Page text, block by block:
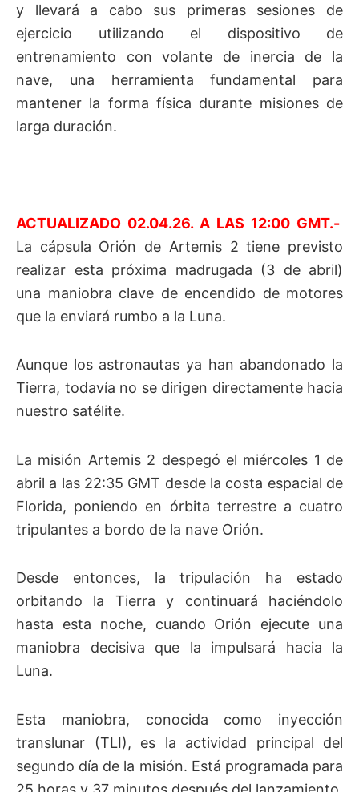
y llevará a cabo sus primeras sesiones de
ejercicio utilizando el dispositivo de
entrenamiento con volante de inercia de la
nave, una herramienta fundamental para
mantener la forma física durante misiones de
larga duración.
ACTUALIZADO 02.04.26. A LAS 12:00 GMT.-
La cápsula Orión de Artemis 2 tiene previsto
realizar esta próxima madrugada (3 de abril)
una maniobra clave de encendido de motores
que la enviará rumbo a la Luna.
Aunque los astronautas ya han abandonado la
Tierra, todavía no se dirigen directamente hacia
nuestro satélite.
La misión Artemis 2 despegó el miércoles 1 de
abril a las 22:35 GMT desde la costa espacial de
Florida, poniendo en órbita terrestre a cuatro
tripulantes a bordo de la nave Orión.
Desde entonces, la tripulación ha estado
orbitando la Tierra y continuará haciéndolo
hasta esta noche, cuando Orión ejecute una
maniobra decisiva que la impulsará hacia la
Luna.
Esta maniobra, conocida como inyección
translunar (TLI), es la actividad principal del
segundo día de la misión. Está programada para